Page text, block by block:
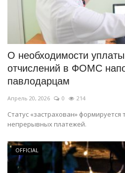
О необходимости
отчислений в ФОМС
павлодарцам
Апрель 20, 2026 0 214
Статус «застрахован» формируется
непрерывных платежей.
OFFICIAL